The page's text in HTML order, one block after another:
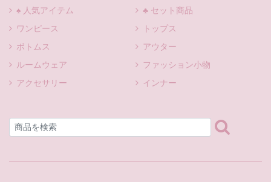
♠ 人気アイテム
♣ セット商品
ワンピース
トップス
ボトムス
アウター
ルームウェア
ファッション小物
アクセサリー
インナー